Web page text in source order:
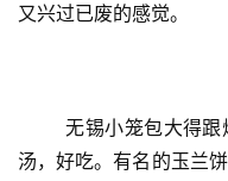
又兴过已废的感觉。
	无锡小笼包大得跟烧麦似的，馅料十足，还含了一包
汤，好吃。有名的玉兰